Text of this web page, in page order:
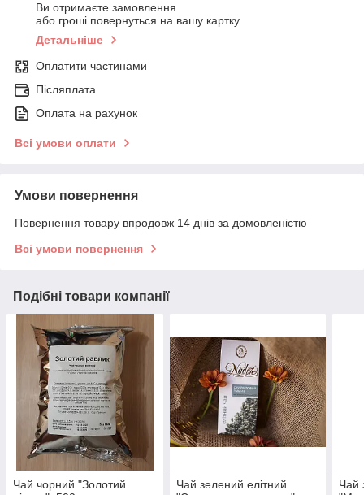
Ви отримаєте замовлення
або гроші повернуться на вашу картку
Детальніше
Оплатити частинами
Післяплата
Оплата на рахунок
Всі умови оплати
Умови повернення
Повернення товару впродовж 14 днів за домовленістю
Всі умови повернення
Подібні товари компанії
Чай чорний "Золотий
Чай зелений елітний
Чай